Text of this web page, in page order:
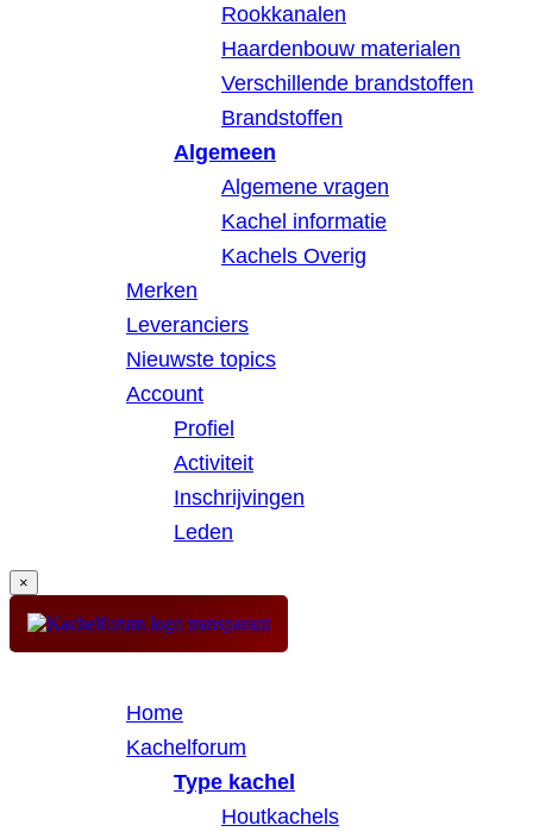
Rookkanalen
Haardenbouw materialen
Verschillende brandstoffen
Brandstoffen
Algemeen
Algemene vragen
Kachel informatie
Kachels Overig
Merken
Leveranciers
Nieuwste topics
Account
Profiel
Activiteit
Inschrijvingen
Leden
×
Home
Kachelforum
Type kachel
Houtkachels